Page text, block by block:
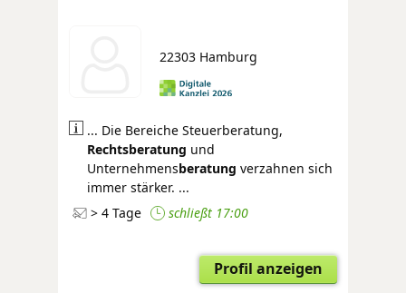
22303 Hamburg
... Die Bereiche Steuerberatung,
Rechtsberatung und
Unternehmensberatung verzahnen sich
immer stärker. ...
> 4 Tage
schließt 17:00
Profil anzeigen